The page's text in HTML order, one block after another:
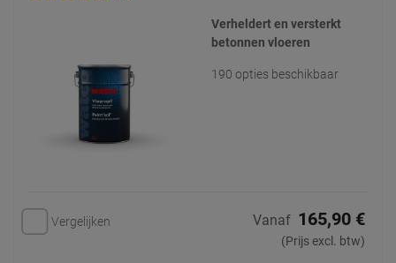
Verheldert en versterkt
betonnen vloeren
190 opties beschikbaar
Vergelijken Vanaf 165,90 €
(Prijs excl. btw)